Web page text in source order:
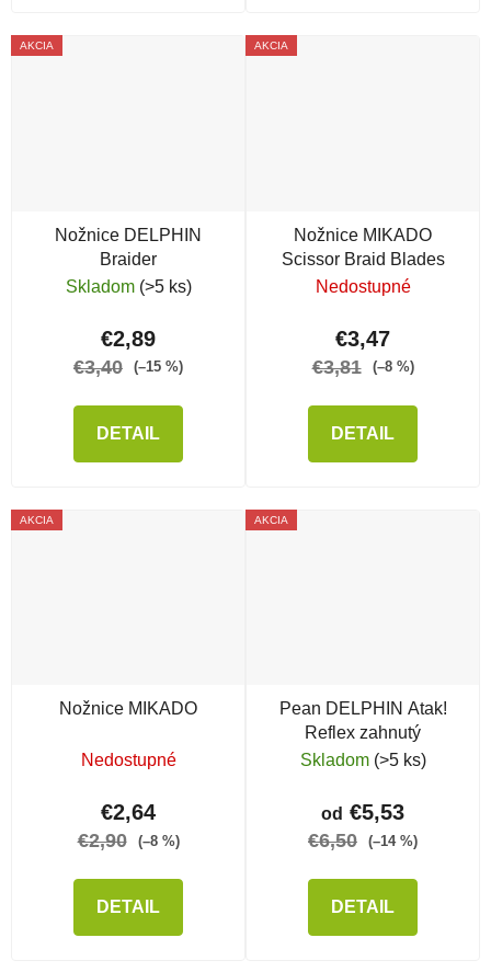
AKCIA
Nožnice DELPHIN
Braider
Skladom (>5 ks)
€2,89
€3,40 (–15 %)
DETAIL
AKCIA
Nožnice MIKADO
Scissor Braid Blades
Nedostupné
€3,47
€3,81 (–8 %)
DETAIL
AKCIA
Nožnice MIKADO
Nedostupné
€2,64
€2,90 (–8 %)
DETAIL
AKCIA
Pean DELPHIN Atak!
Reflex zahnutý
Skladom (>5 ks)
od €5,53
€6,50 (–14 %)
DETAIL